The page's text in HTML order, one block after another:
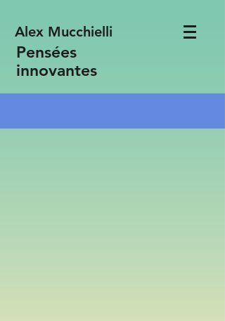
Alex Mucchielli
Pensées
innovantes